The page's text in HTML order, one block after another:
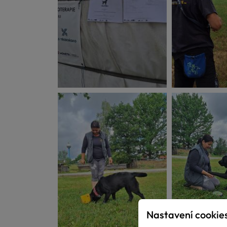
Nastavení